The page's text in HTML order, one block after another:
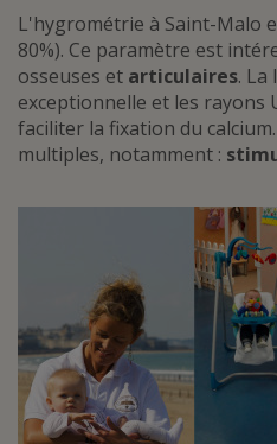
L'hygrométrie à Saint-Malo
80%). Ce paramètre est
osseuses et articulaires. La
exceptionnelle et les rayons
faciliter la fixation du
multiples, notamment :